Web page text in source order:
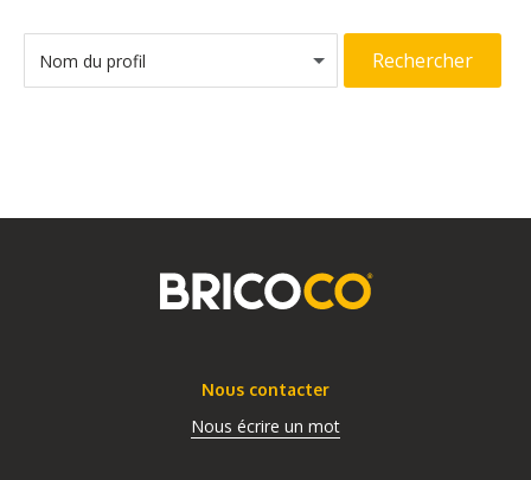
Nom du profil Rechercher
Nous contacter
Nous écrire un mot